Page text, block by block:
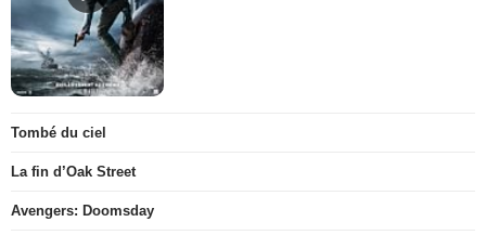
Tombé du ciel
La fin d’Oak Street
Avengers: Doomsday